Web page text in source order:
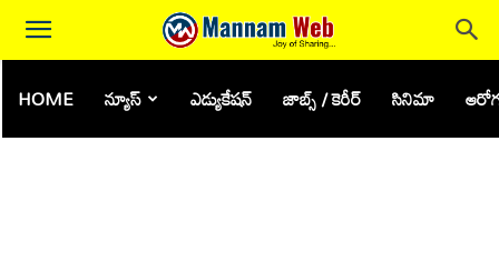
HOME న్యూస్ ఎడ్యుకేషన్ జాబ్స్ / కెరీర్ సినిమా